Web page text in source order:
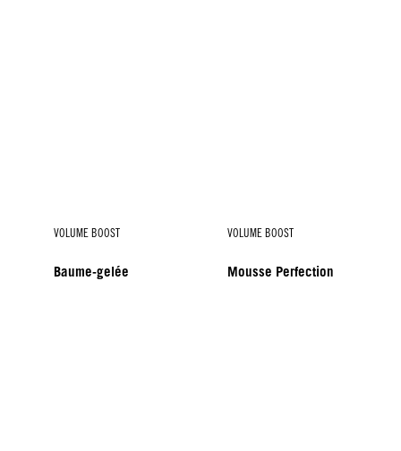
VOLUME BOOST
Baume-gelée
VOLUME BOOST
Mousse Perfection